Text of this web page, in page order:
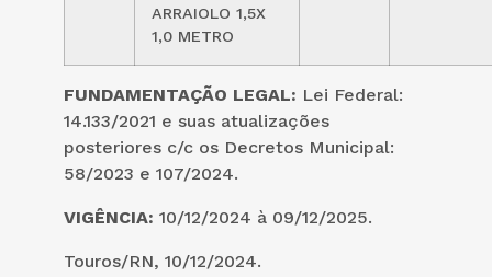
ARRAIOLO 1,5X
1,0 METRO
FUNDAMENTAÇÃO LEGAL: Lei Federal:
14.133/2021 e suas atualizações
posteriores c/c os Decretos Municipal:
58/2023 e 107/2024.
VIGÊNCIA: 10/12/2024 à 09/12/2025.
Touros/RN, 10/12/2024.